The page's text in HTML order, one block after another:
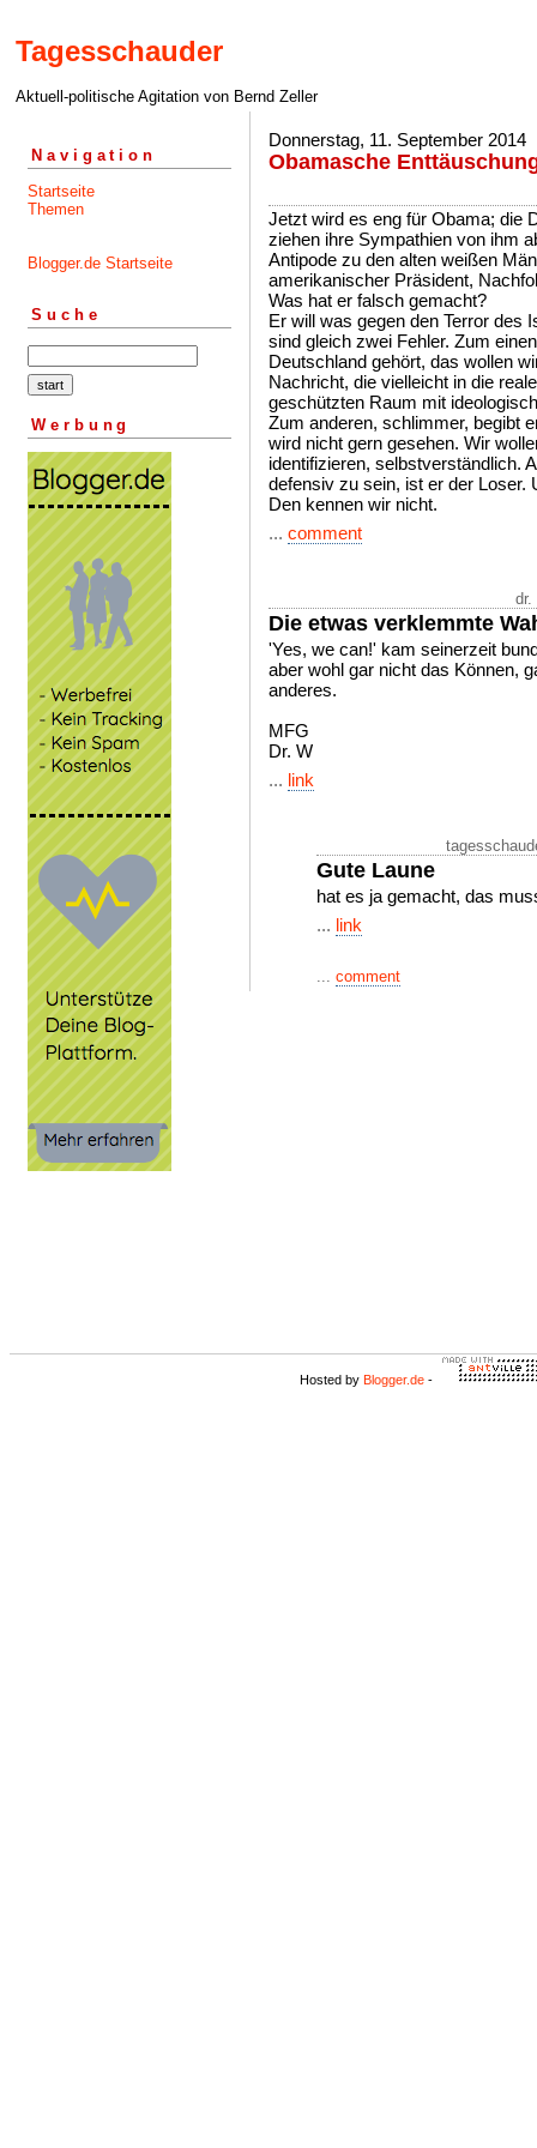
Tagesschauder
Aktuell-politische Agitation von Bernd Zeller
Navigation
Startseite
Themen
Blogger.de Startseite
Suche
Werbung
Donnerstag, 11. September 2014
Obamasche
Jetzt wird es eng für Obama; die
ziehen ihre Sympathien von ihm
Antipode zu den alten weißen
amerikanischer Präsident,
Was hat er falsch gemacht?
Er will was gegen den Terror des
sind gleich zwei Fehler. Zum
Deutschland gehört, das wollen
Nachricht, die vielleicht in die
geschützten Raum mit
Zum anderen, schlimmer, begibt
wird nicht gern gesehen. Wir
identifizieren, selbstverständlich.
defensiv zu sein, ist er der Loser.
Den kennen wir nicht.
... comment
dr.
Die etwas verklemmte
'Yes, we can!' kam seinerzeit
aber wohl gar nicht das Können,
anderes.
MFG
Dr. W
... link
Gute Laune
hat es ja gemacht, das
... link
... comment
Hosted by Blogger.de -